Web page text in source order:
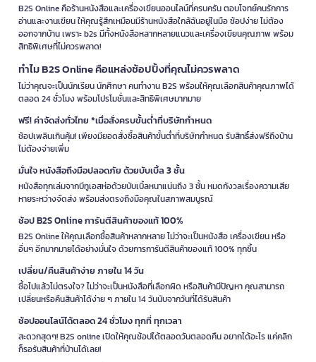
B2S Online คือร้านหนังสือและเครื่องเขียนออนไลน์ที่ครบครัน ตอบโจทย์คนรักการ
อ่านและงานเขียน ให้คุณรู้สึกเหมือนมีร้านหนังสือใกล้ฉันอยู่ในมือ ช้อปง่าย ไม่ต้อง
ออกจากบ้าน เพราะ b2s มีทั้งหนังสือหลากหลายแนวและเครื่องเขียนคุณภาพ พร้อม
สิทธิพิเศษที่ไม่ควรพลาด!
ทำไม B2S Online คือแหล่งช้อปปิ้งที่คุณไม่ควรพลาด
ไม่ว่าคุณจะเป็นนักเรียน นักศึกษา คนทำงาน B2S พร้อมให้คุณเลือกสินค้าคุณภาพได้
ตลอด 24 ชั่วโมง พร้อมโปรโมชั่นและสิทธิพิเศษมากมาย
ฟรี! ค่าจัดส่งทั่วไทย *เมื่อสั่งครบขั้นต่ำที่บริษัทกำหนด
ช้อปเพลินเกินคุ้ม! เพียงมียอดสั่งซื้อสินค้าขั้นต่ำที่บริษัทกำหนด รับสิทธิ์ส่งฟรีถึงบ้าน
ไม่ต้องจ่ายเพิ่ม
มั่นใจ หนังสือถึงมือปลอดภัย ด้วยบับเบิ้ล 3 ชั้น
หนังสือทุกเล่มจากบีทูเอสห่อด้วยบับเบิ้ลหนาแน่นถึง 3 ชั้น หมดกังวลเรื่องความเสีย
หายระหว่างจัดส่ง พร้อมส่งตรงถึงมือคุณในสภาพสมบูรณ์
ช้อป B2S Online การันตีสินค้าของแท้ 100%
B2S Online ให้คุณเลือกซื้อสินค้าหลากหลาย ไม่ว่าจะเป็นหนังสือ เครื่องเขียน หรือ
อื่นๆ อีกมากมายได้อย่างมั่นใจ ด้วยการการันตีสินค้าของแท้ 100% ทุกชิ้น
เปลี่ยน/คืนสินค้าง่าย ภายใน 14 วัน
ซื้อไปแล้วไม่ตรงใจ? ไม่ว่าจะเป็นหนังสือที่เลือกผิด หรือสินค้ามีปัญหา คุณสามารถ
เปลี่ยนหรือคืนสินค้าได้ง่าย ๆ ภายใน 14 วันนับจากวันที่ได้รับสินค้า
ช้อปออนไลน์ได้ตลอด 24 ชั่วโมง ทุกที่ ทุกเวลา
สะดวกสุดๆ! B2S online เปิดให้คุณช้อปได้ตลอดวันตลอดคืน อยากได้อะไร แค่คลิก
ก็รอรับสินค้าที่บ้านได้เลย!